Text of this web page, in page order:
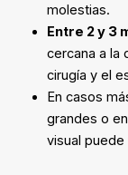
molestias.
Entre 2 y 3
cercana a la
cirugía y el
En casos
grandes o
visual